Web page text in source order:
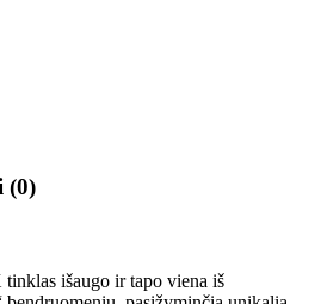
(0)
išaugo ir tapo viena iš